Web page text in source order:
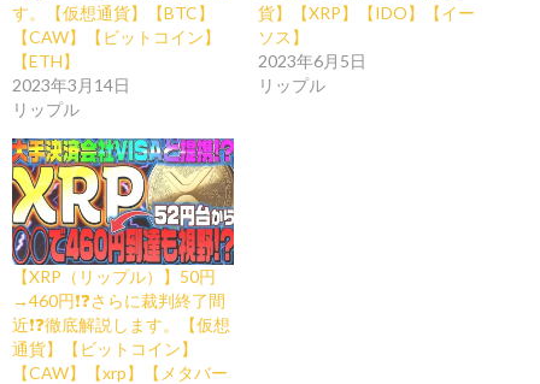
す。【仮想通貨】【BTC】
【CAW】【ビットコイン】
【ETH】
2023年3月14日
リップル
貨】【XRP】【IDO】【イー
ソス】
2023年6月5日
リップル
【XRP（リップル）】50円
→460円❗️❓さらに裁判終了間
近❗️❓徹底解説します。【仮想
通貨】【ビットコイン】
【CAW】【xrp】【メタバー